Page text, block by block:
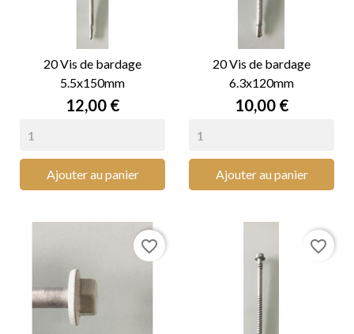
20 Vis de bardage
5.5x150mm
Prix
12,00 €
Ajouter au panier
20 Vis de bardage
6.3x120mm
Prix
10,00 €
Ajouter au panier
favorite_border favorite_border